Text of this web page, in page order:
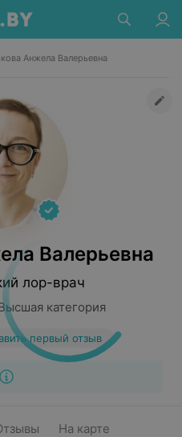
Анжела Валерьевна
Валерьевна
лор-врач
категория
первый отзыв
На карте